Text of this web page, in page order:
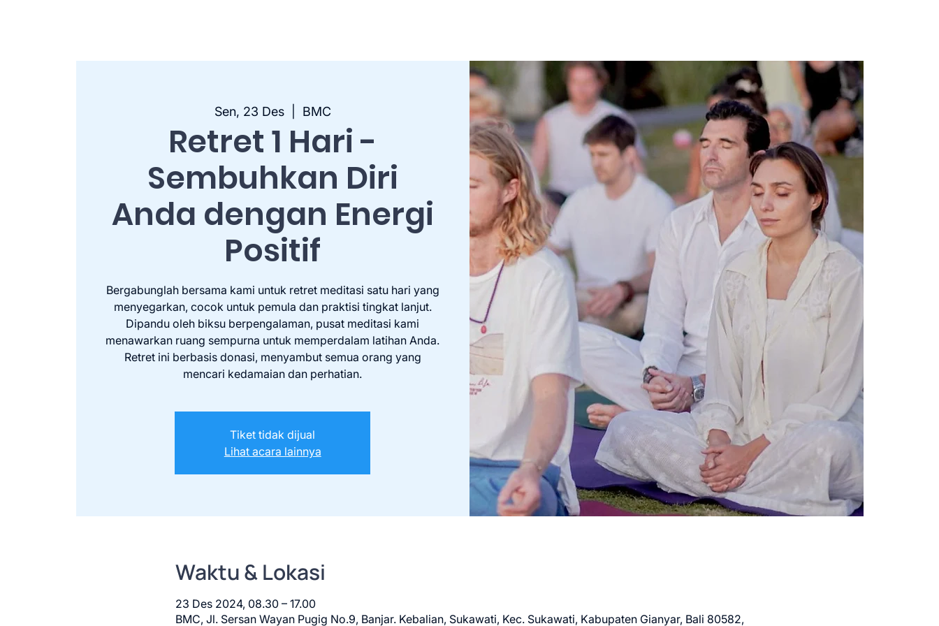
Sen, 23 Des
  |
BMC
Retret 1 Hari -
Sembuhkan Diri
Anda dengan Energi
Positif
Bergabunglah bersama kami untuk retret meditasi satu hari yang
menyegarkan, cocok untuk pemula dan praktisi tingkat lanjut.
Dipandu oleh biksu berpengalaman, pusat meditasi kami
menawarkan ruang sempurna untuk memperdalam latihan Anda.
Retret ini berbasis donasi, menyambut semua orang yang
mencari kedamaian dan perhatian.
Tiket tidak dijual
Lihat acara lainnya
Waktu & Lokasi
23 Des 2024, 08.30 – 17.00
BMC, Jl. Sersan Wayan Pugig No.9, Banjar. Kebalian, Sukawati, Kec. Sukawati, Kabupaten Gianyar, Bali 80582,